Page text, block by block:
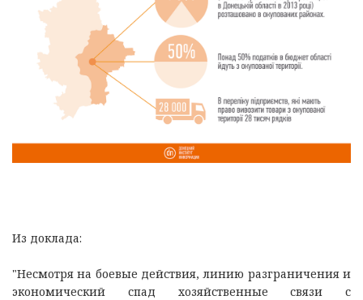
Из доклада:
"Несмотря на боевые действия, линию разграничения и
экономический спад хозяйственные связи с